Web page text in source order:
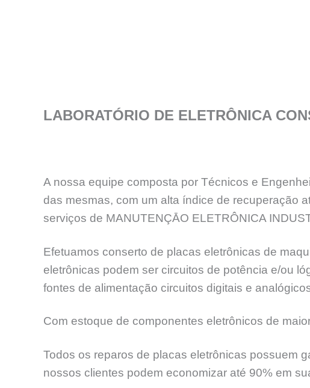
LABORATÓRIO DE ELETRÔNICA
A nossa equipe composta por Técnicos e
das mesmas, com um alta índice de recuperação
serviços de MANUTENÇĀO ELETRÔNICA
Efetuamos conserto de placas eletrônicas de
eletrônicas podem ser circuitos de potência e/ou
fontes de alimentação circuitos digitais e
Com estoque de componentes eletrônicos de
Todos os reparos de placas eletrônicas possuem
nossos clientes podem economizar até 90% em